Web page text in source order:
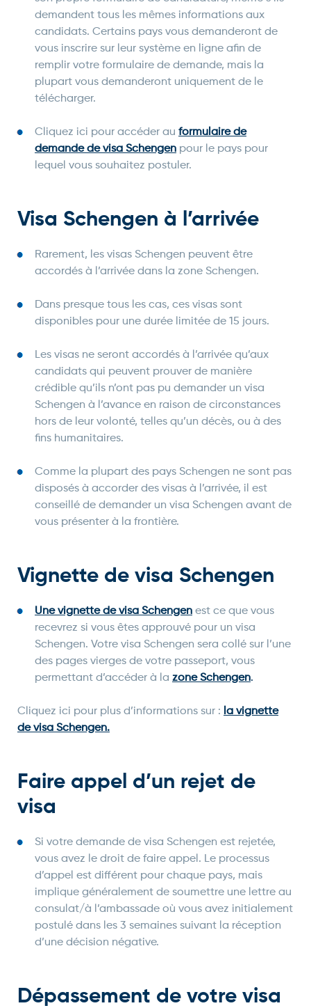
demandent tous les mêmes informations aux
candidats. Certains pays vous demanderont de
vous inscrire sur leur système en ligne afin de
remplir votre formulaire de demande, mais la
plupart vous demanderont uniquement de le
télécharger.
Cliquez ici pour accéder au formulaire de
demande de visa Schengen pour le pays pour
lequel vous souhaitez postuler.
Visa Schengen à l’arrivée
Rarement, les visas Schengen peuvent être
accordés à l’arrivée dans la zone Schengen.
Dans presque tous les cas, ces visas sont
disponibles pour une durée limitée de 15 jours.
Les visas ne seront accordés à l’arrivée qu’aux
candidats qui peuvent prouver de manière
crédible qu’ils n’ont pas pu demander un visa
Schengen à l’avance en raison de circonstances
hors de leur volonté, telles qu’un décès, ou à des
fins humanitaires.
Comme la plupart des pays Schengen ne sont pas
disposés à accorder des visas à l’arrivée, il est
conseillé de demander un visa Schengen avant de
vous présenter à la frontière.
Vignette de visa Schengen
Une vignette de visa Schengen est ce que vous
recevrez si vous êtes approuvé pour un visa
Schengen. Votre visa Schengen sera collé sur l’une
des pages vierges de votre passeport, vous
permettant d’accéder à la zone Schengen.
Cliquez ici pour plus d’informations sur : la vignette
de visa Schengen.
Faire appel d’un rejet de
visa
Si votre demande de visa Schengen est rejetée,
vous avez le droit de faire appel. Le processus
d’appel est différent pour chaque pays, mais
implique généralement de soumettre une lettre au
consulat/à l’ambassade où vous avez initialement
postulé dans les 3 semaines suivant la réception
d’une décision négative.
Dépassement de votre visa